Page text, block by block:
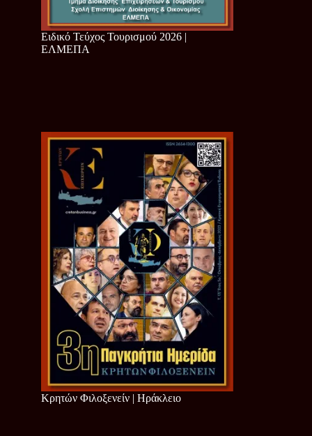
Ειδικό Τεύχος Τουρισμού 2026 |
ΕΛΜΕΠΑ
Κρητών Φιλοξενείν | Ηράκλειο